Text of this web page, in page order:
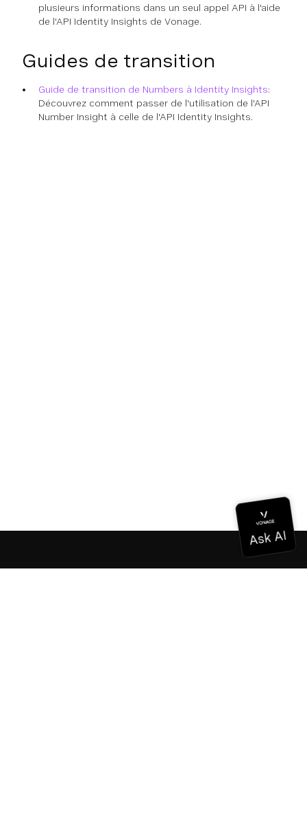
plusieurs informations dans un seul appel API à l'aide
de l'API Identity Insights de Vonage.
Guides de transition
Guide de transition de Numbers à Identity Insights:
Découvrez comment passer de l'utilisation de l'API
Number Insight à celle de l'API Identity Insights.